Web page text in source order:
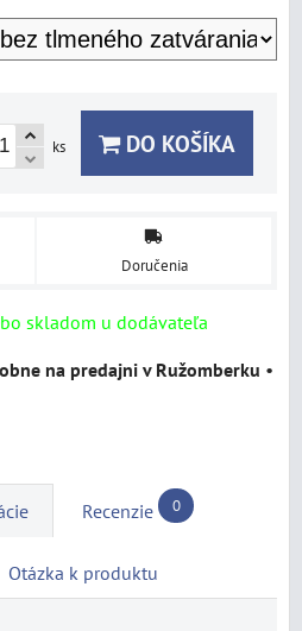
ks DO KOŠÍKA
Doručenia
skladom u dodávateľa
na predajni v Ružomberku •
Recenzie 0
Otázka k produktu